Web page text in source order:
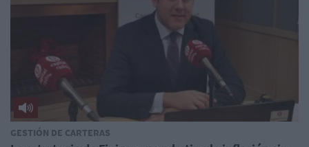
GESTIÓN DE CARTERAS